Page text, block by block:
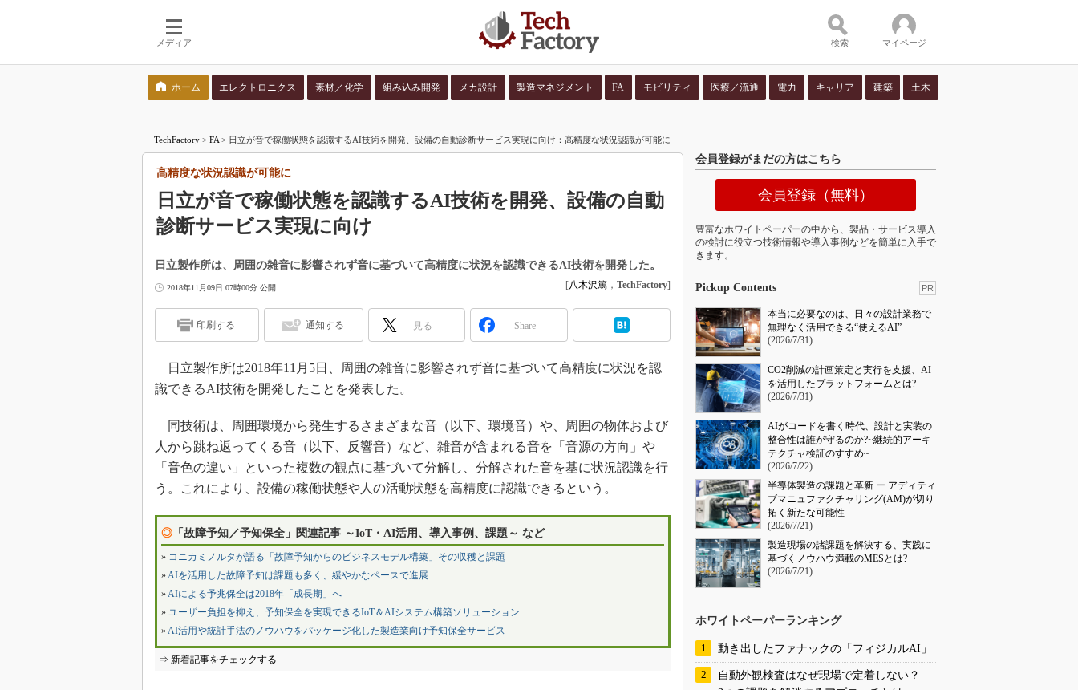
メディア 検索 マイページ
ホーム エレクトロニクス 素材／化学 組み込み開発 メカ設計 製造マネジメント FA モビリティ 医療／流通 電力 キャリア 建築 土木
TechFactory > FA > 日立が音で稼働状態を認識するAI技術を開発、設備の自動診断サービス実現に向け：高精度な状況認識が可能に
日立が音で稼働状態を認識するAI技術を開発、設備の自動
診断サービス実現に向け
高精度な状況認識が可能に
日立製作所は、周囲の雑音に影響されず音に基づいて高精度に状況を認識できるAI技術を開発した。
2018年11月09日 07時00分 公開 [八木沢篤 ， TechFactory]
印刷する 通知する 見る Share
日立製作所は2018年11月5日、周囲の雑音に影響されず音に基づいて高精度に状況を認
識できるAI技術を開発したことを発表した。
同技術は、周囲環境から発生するさまざまな音（以下、環境音）や、周囲の物体および
人から跳ね返ってくる音（以下、反響音）など、雑音が含まれる音を「音源の方向」や
「音色の違い」といった複数の観点に基づいて分解し、分解された音を基に状況認識を行
う。これにより、設備の稼働状態や人の活動状態を高精度に認識できるという。
◎ 「故障予知／予知保全」関連記事 ～IoT・AI活用、導入事例、課題～ など
» コニカミノルタが語る「故障予知からのビジネスモデル構築」その収穫と課題
»AIを活用した故障予知は課題も多く、緩やかなペースで進展
»AIによる予兆保全は2018年「成長期」へ
» ユーザー負担を抑え、予知保全を実現できるIoT＆AIシステム構築ソリューション
»AI活用や統計手法のノウハウをパッケージ化した製造業向け予知保全サービス
⇒ 新着記事をチェックする
会員登録がまだの方はこちら
会員登録（無料）
豊富なホワイトペーパーの中から、製品・サービス導入
の検討に役立つ技術情報や導入事例などを簡単に入手で
きます。
Pickup Contents PR
本当に必要なのは、日々の設計業務で
無理なく活用できる“使えるAI”
(2026/7/31)
CO2削減の計画策定と実行を支援、AI
を活用したプラットフォームとは?
(2026/7/31)
AIがコードを書く時代、設計と実装の
整合性は誰が守るのか?~継続的アーキ
テクチャ検証のすすめ~
(2026/7/22)
半導体製造の課題と革新 ー アディティ
ブマニュファクチャリング(AM)が切り
拓く新たな可能性
(2026/7/21)
製造現場の諸課題を解決する、実践に
基づくノウハウ満載のMESとは?
(2026/7/21)
ホワイトペーパーランキング
動き出したファナックの「フィジカルAI」
自動外観検査はなぜ現場で定着しない？